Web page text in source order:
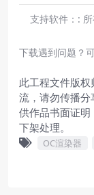
支持软件：:
下载遇到问题？
此工程文件版
流，请勿传播
供作品书面证
下架处理。
OC渲染器